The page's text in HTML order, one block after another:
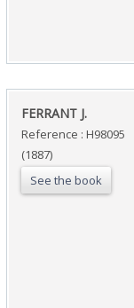
‎FERRANT J.‎
Reference : H98095
(1887)
See the book